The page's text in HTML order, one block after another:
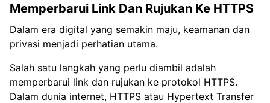
Memperbarui Link Dan Rujukan Ke HTTPS
Dalam era digital yang semakin maju, keamanan dan
privasi menjadi perhatian utama.
Salah satu langkah yang perlu diambil adalah
memperbarui link dan rujukan ke protokol HTTPS.
Dalam dunia internet, HTTPS atau Hypertext Transfer